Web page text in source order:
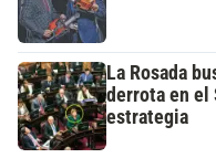
La Rosada
derrota en el
estrategia